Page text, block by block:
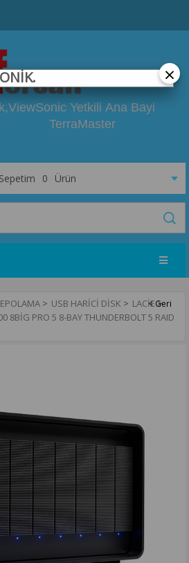
ViewSonic Yetkili Ana Bayi
TerraMaster
Sepetim 0 Ürün
> USB HARICI DISK > LACIE>
8BIG PRO 5 8-BAY THUNDERBOLT 5 RAID
×